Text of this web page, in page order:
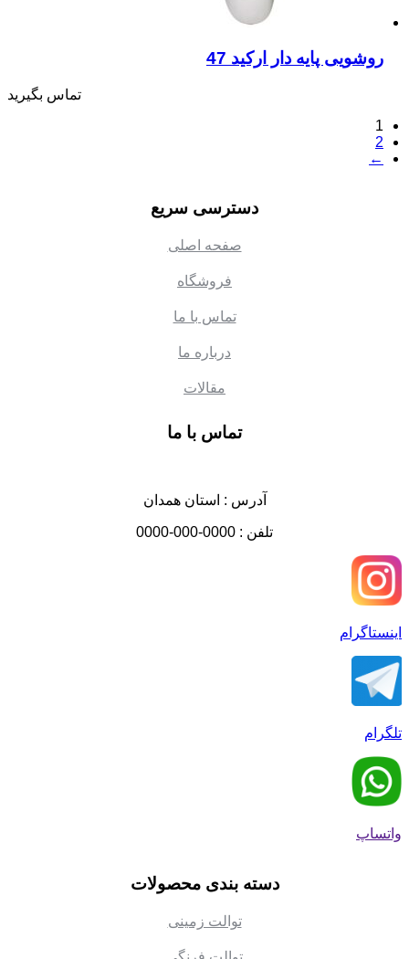
روشویی پایه دار ارکید 47
تماس بگیرید
1
2
←
دسترسی سریع
صفحه اصلی
فروشگاه
تماس با ما
درباره ما
مقالات
تماس با ما
آدرس : استان همدان
تلفن : 0000-000-0000
اینستاگرام
تلگرام
واتساپ
دسته بندی محصولات
توالت زمینی